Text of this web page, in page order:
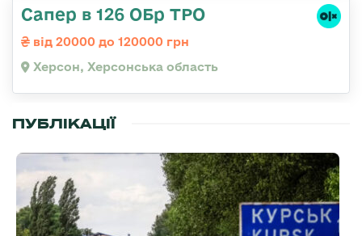
Сапер в 126 ОБр ТРО
від 20000 до 120000 грн
Херсон, Херсонська область
ПУБЛІКАЦІЇ